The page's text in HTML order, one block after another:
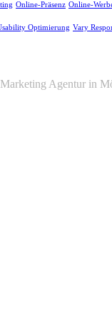
Online-Präsenz Online-
Optimierung Vary
Agentur in